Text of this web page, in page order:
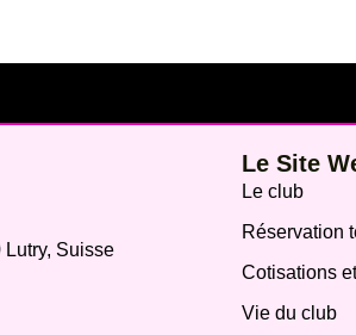
Lutry, Suisse
Le Site
Le club
Réservation
Cotisations
Vie du club